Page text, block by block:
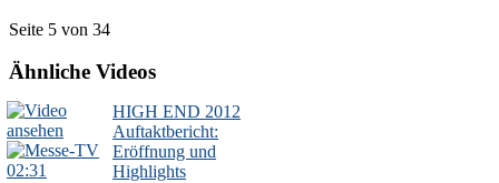
Seite 5 von 34
Ähnliche Videos
02:31
HIGH END 2012
Auftaktbericht:
Eröffnung und
Highlights